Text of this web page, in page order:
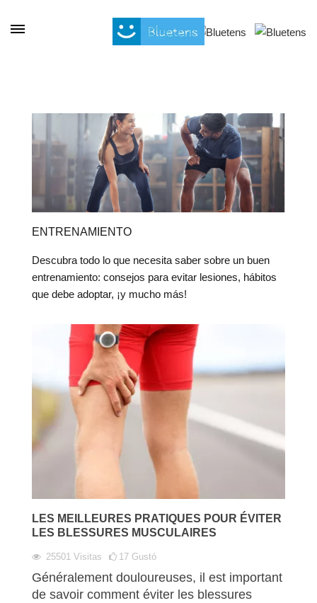
ENTRENAMIENTO
Descubra todo lo que necesita saber sobre un buen
entrenamiento: consejos para evitar lesiones, hábitos
que debe adoptar, ¡y mucho más!
LES MEILLEURES PRATIQUES POUR ÉVITER
LES BLESSURES MUSCULAIRES
25501 Visitas 17 Gustó
Généralement douloureuses, il est important
de savoir comment éviter les blessures